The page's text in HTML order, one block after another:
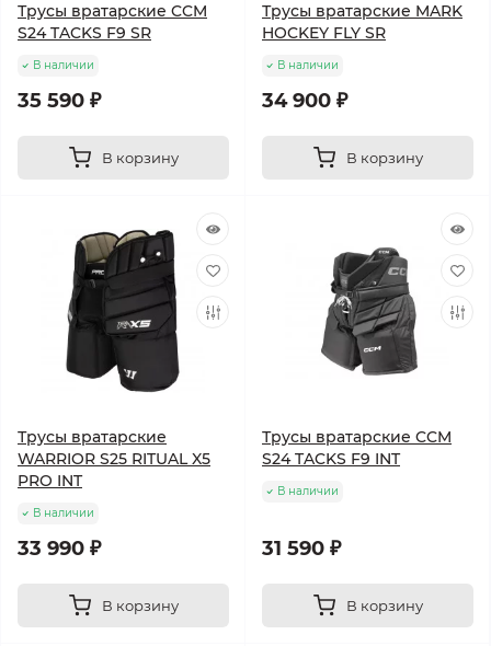
Трусы вратарские CCM
S24 TACKS F9 SR
В наличии
35 590 ₽
В корзину
Трусы вратарские MARK
HOCKEY FLY SR
В наличии
34 900 ₽
В корзину
Трусы вратарские
WARRIOR S25 RITUAL X5
PRO INT
В наличии
33 990 ₽
В корзину
Трусы вратарские CCM
S24 TACKS F9 INT
В наличии
31 590 ₽
В корзину